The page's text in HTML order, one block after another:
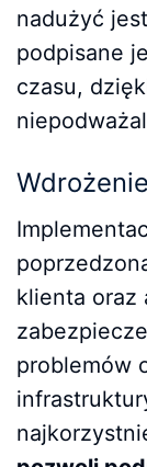
nadużyć
podpisane
czasu,
klienta oraz
problemów